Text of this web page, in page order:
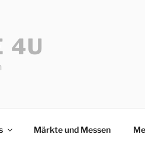
4U
Märkte und Messen